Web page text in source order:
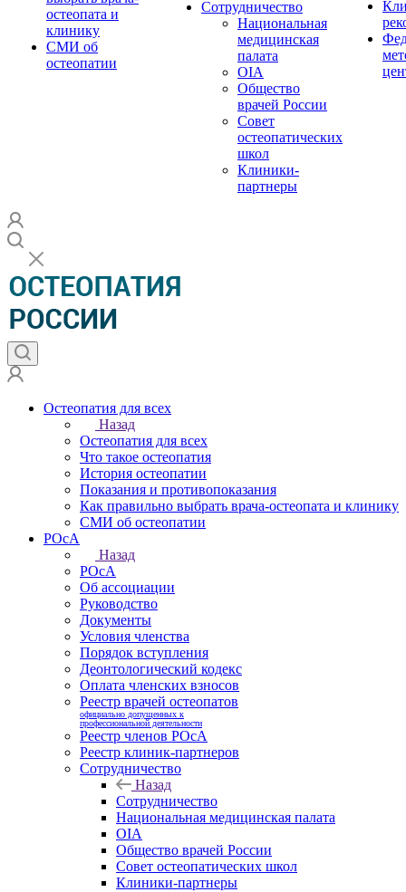
остеопата и
клинику
СМИ об
остеопатии
Сотрудничество
Национальная
медицинская
палата
OIA
Общество
врачей России
Совет
остеопатических
школ
Клиники-
партнеры
Остеопатия для всех
Назад
Остеопатия для всех
Что такое остеопатия
История остеопатии
Показания и противопоказания
Как правильно выбрать врача-остеопата и клинику
СМИ об остеопатии
РОсА
Назад
РОсА
Об ассоциации
Руководство
Документы
Условия членства
Порядок вступления
Деонтологический кодекс
Оплата членских взносов
Реестр врачей остеопатов
официально допущенных к
профессиональной деятельности
Реестр членов РОсА
Реестр клиник-партнеров
Сотрудничество
Назад
Сотрудничество
Национальная медицинская палата
OIA
Общество врачей России
Совет остеопатических школ
Клиники-партнеры